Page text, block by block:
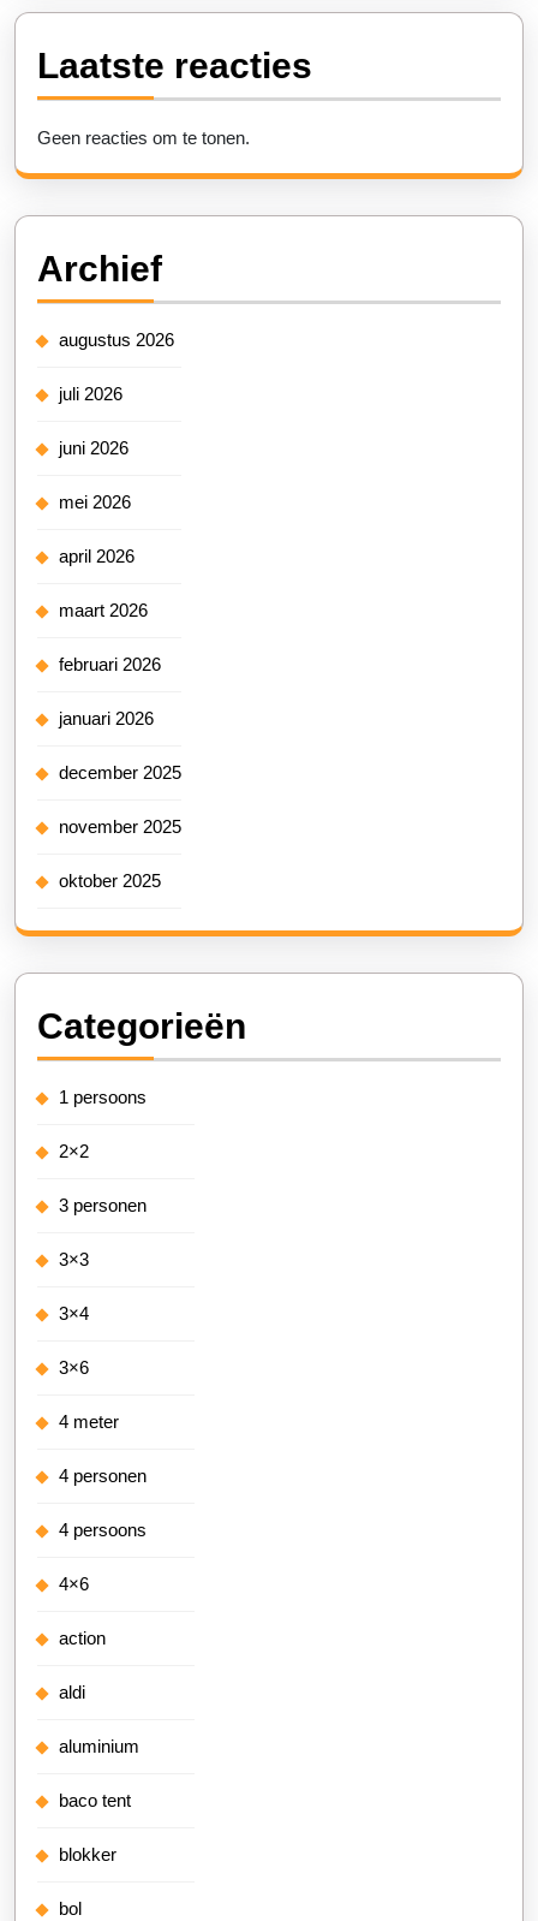
Laatste reacties
Geen reacties om te tonen.
Archief
augustus 2026
juli 2026
juni 2026
mei 2026
april 2026
maart 2026
februari 2026
januari 2026
december 2025
november 2025
oktober 2025
Categorieën
1 persoons
2×2
3 personen
3×3
3×4
3×6
4 meter
4 personen
4 persoons
4×6
action
aldi
aluminium
baco tent
blokker
bol